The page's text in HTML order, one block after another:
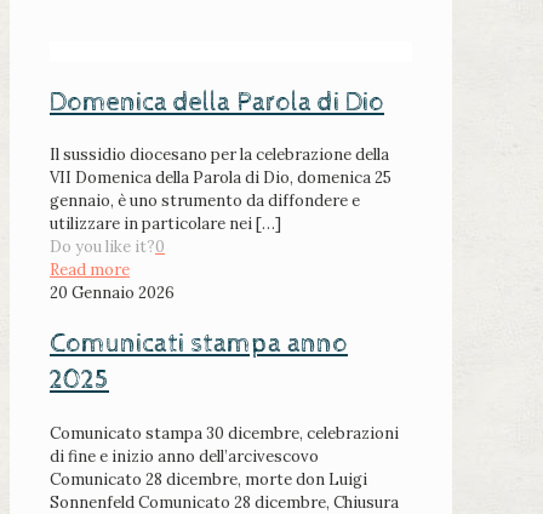
Domenica della Parola di Dio
Il sussidio diocesano per la celebrazione della
VII Domenica della Parola di Dio, domenica 25
gennaio, è uno strumento da diffondere e
utilizzare in particolare nei[…]
Do you like it?0
Read more
20 Gennaio 2026
Comunicati stampa anno
2025
Comunicato stampa 30 dicembre, celebrazioni
di fine e inizio anno dell’arcivescovo
Comunicato 28 dicembre, morte don Luigi
Sonnenfeld Comunicato 28 dicembre, Chiusura